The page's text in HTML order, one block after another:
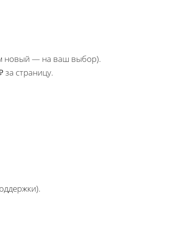
новый — на ваш выбор).
страницу.